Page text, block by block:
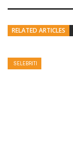
RELATED ARTICLES
SELEBRITI